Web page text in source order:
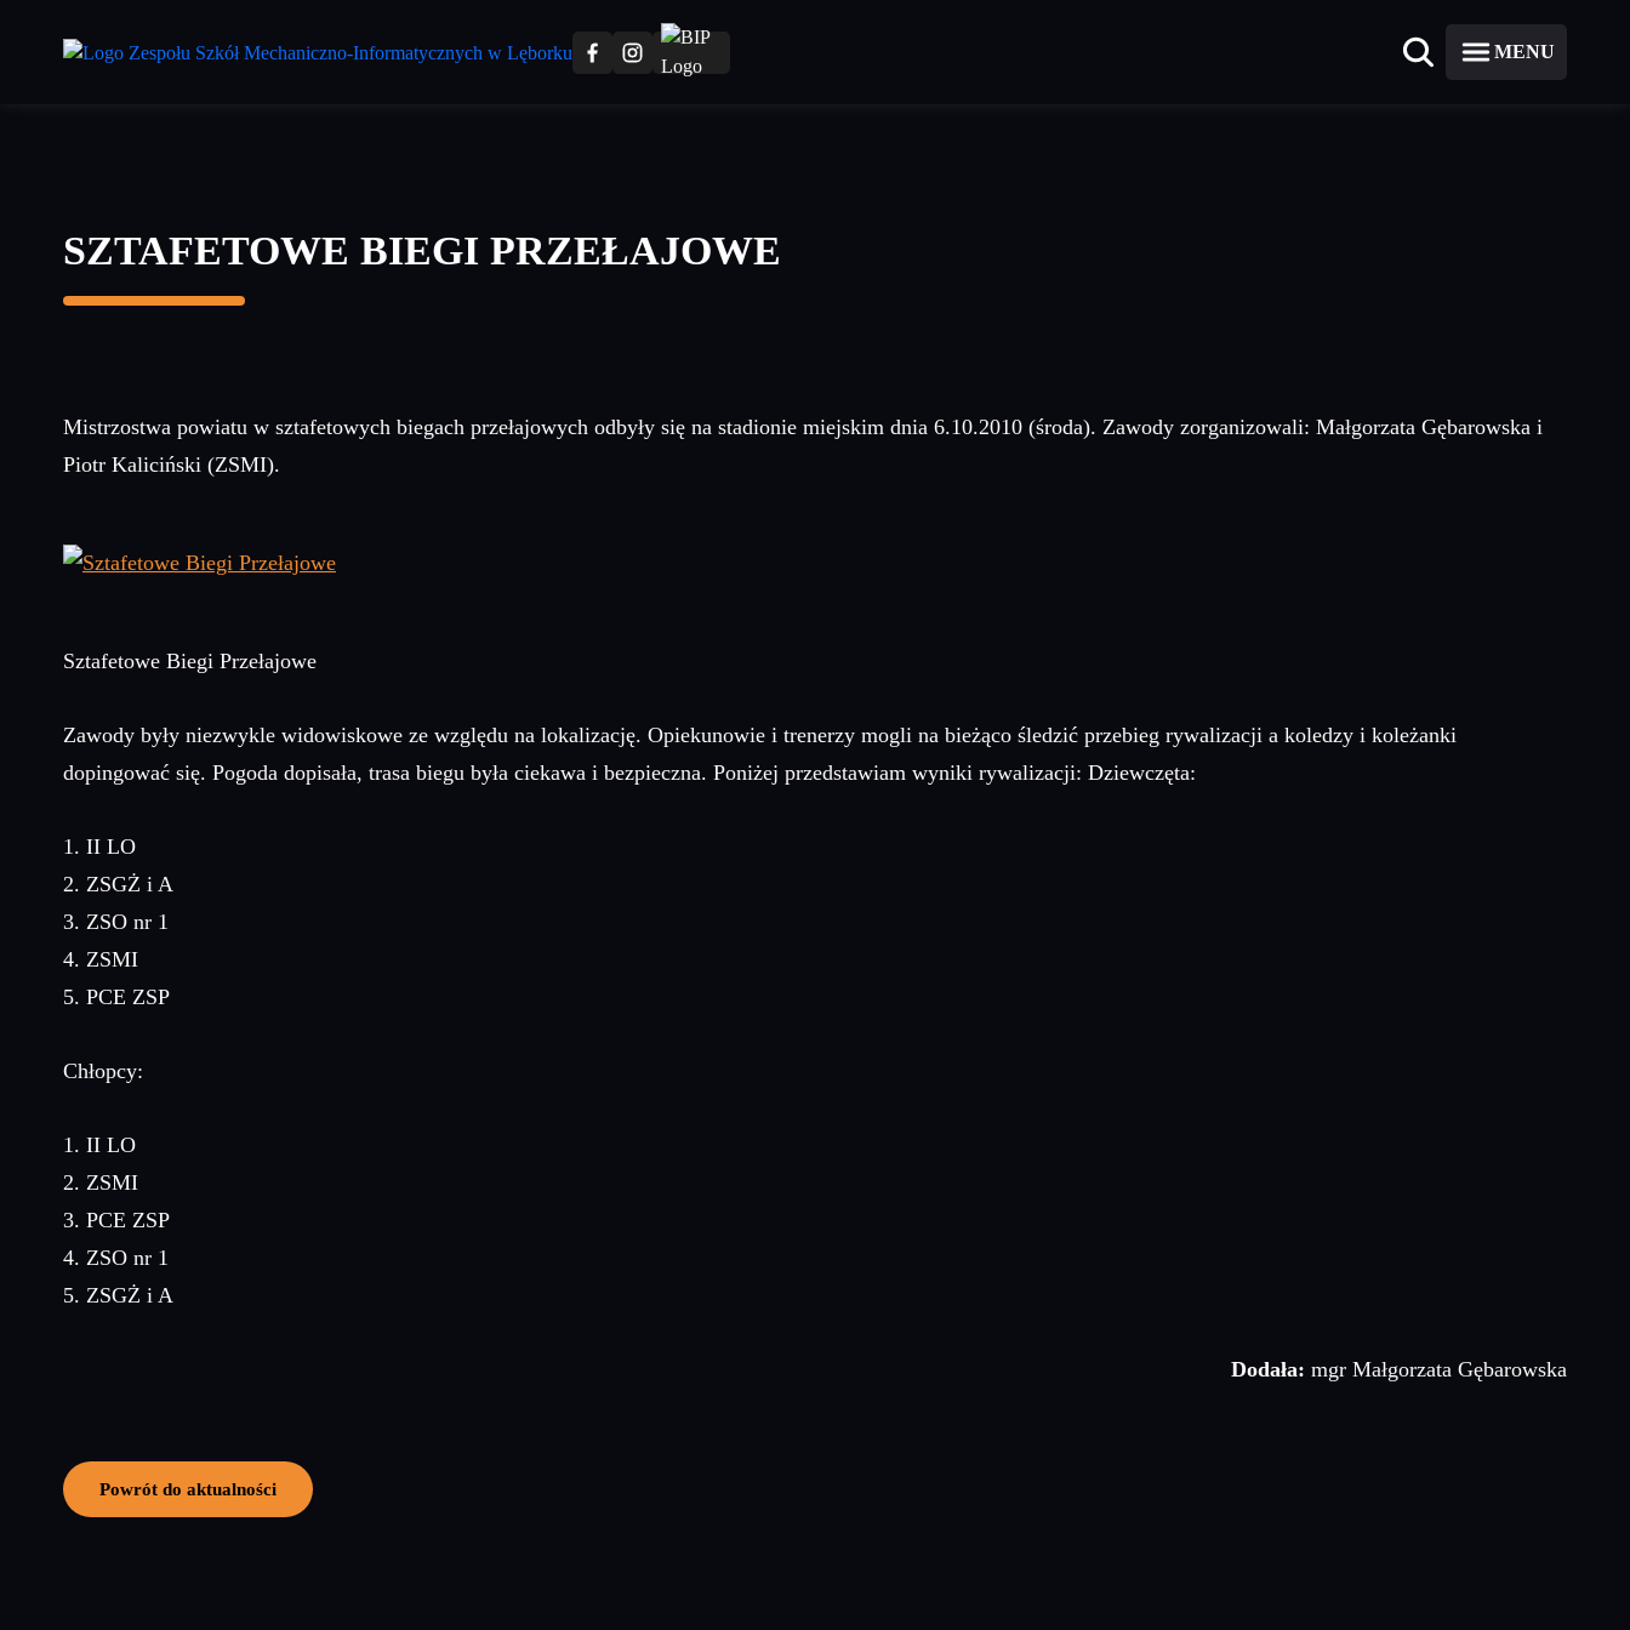
MENU
SZTAFETOWE BIEGI PRZEŁAJOWE
Mistrzostwa powiatu w sztafetowych biegach przełajowych odbyły się na stadionie miejskim dnia 6.10.2010 (środa). Zawody zorganizowali: Małgorzata Gębarowska i
Piotr Kaliciński (ZSMI).
Sztafetowe Biegi Przełajowe
Zawody były niezwykle widowiskowe ze względu na lokalizację. Opiekunowie i trenerzy mogli na bieżąco śledzić przebieg rywalizacji a koledzy i koleżanki
dopingować się. Pogoda dopisała, trasa biegu była ciekawa i bezpieczna. Poniżej przedstawiam wyniki rywalizacji: Dziewczęta:
1. II LO
2. ZSGŻ i A
3. ZSO nr 1
4. ZSMI
5. PCE ZSP
Chłopcy:
1. II LO
2. ZSMI
3. PCE ZSP
4. ZSO nr 1
5. ZSGŻ i A
Dodała: mgr Małgorzata Gębarowska
Powrót do aktualności